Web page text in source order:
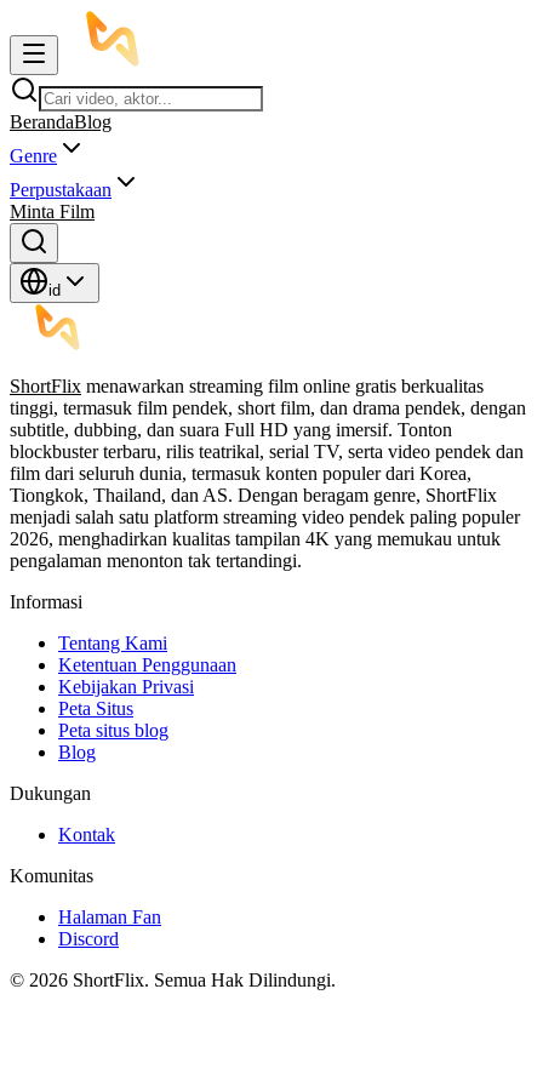
BerandaBlog
Genre
Perpustakaan
Minta Film
id
ShortFlix menawarkan streaming film online gratis berkualitas
tinggi, termasuk film pendek, short film, dan drama pendek, dengan
subtitle, dubbing, dan suara Full HD yang imersif. Tonton
blockbuster terbaru, rilis teatrikal, serial TV, serta video pendek dan
film dari seluruh dunia, termasuk konten populer dari Korea,
Tiongkok, Thailand, dan AS. Dengan beragam genre, ShortFlix
menjadi salah satu platform streaming video pendek paling populer
2026, menghadirkan kualitas tampilan 4K yang memukau untuk
pengalaman menonton tak tertandingi.
Informasi
Tentang Kami
Ketentuan Penggunaan
Kebijakan Privasi
Peta Situs
Peta situs blog
Blog
Dukungan
Kontak
Komunitas
Halaman Fan
Discord
© 2026 ShortFlix. Semua Hak Dilindungi.